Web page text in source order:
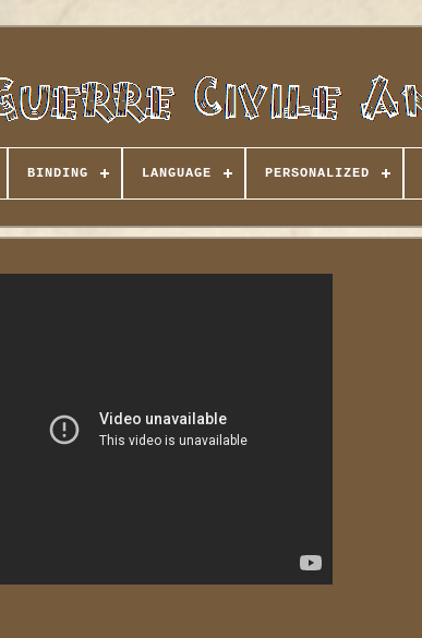
BINDING LANGUAGE PERSONALIZED